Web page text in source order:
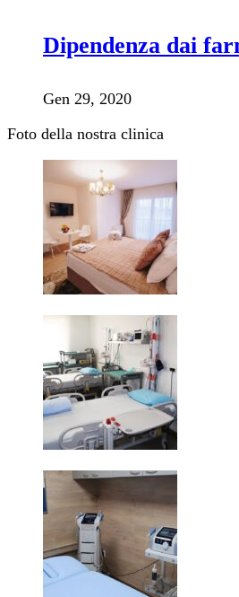
Dipendenza dai
Gen 29, 2020
Foto della nostra clinica